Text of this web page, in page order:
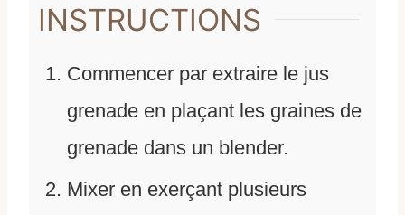
INSTRUCTIONS
Commencer par extraire le jus
grenade en plaçant les graines de
grenade dans un blender.
Mixer en exerçant plusieurs